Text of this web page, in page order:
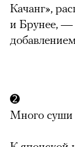
Качанг»,
и Брунее, —
➋
Много